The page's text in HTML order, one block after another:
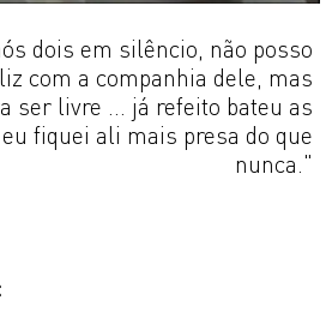
dois em silêncio, não posso
com a companhia dele, mas
ser livre ... já refeito bateu as
fiquei ali mais presa do que
nunca."